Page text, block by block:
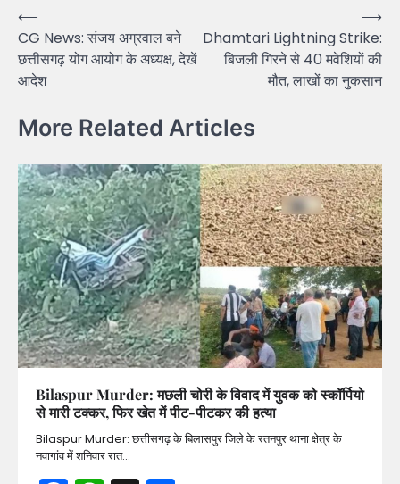
Post
navigation
⟵
CG News: संजय अग्रवाल बने
छत्तीसगढ़ योग आयोग के अध्यक्ष, देखें
आदेश
Dhamtari Lightning Strike:
बिजली गिरने से 40 मवेशियों की
मौत, लाखों का नुकसान
⟶
More Related Articles
Bilaspur Murder: मछली चोरी के विवाद में युवक को स्कॉर्पियो
से मारी टक्कर, फिर खेत में पीट-पीटकर की हत्या
Bilaspur Murder: छत्तीसगढ़ के बिलासपुर जिले के रतनपुर थाना क्षेत्र के
नवागांव में शनिवार रात…